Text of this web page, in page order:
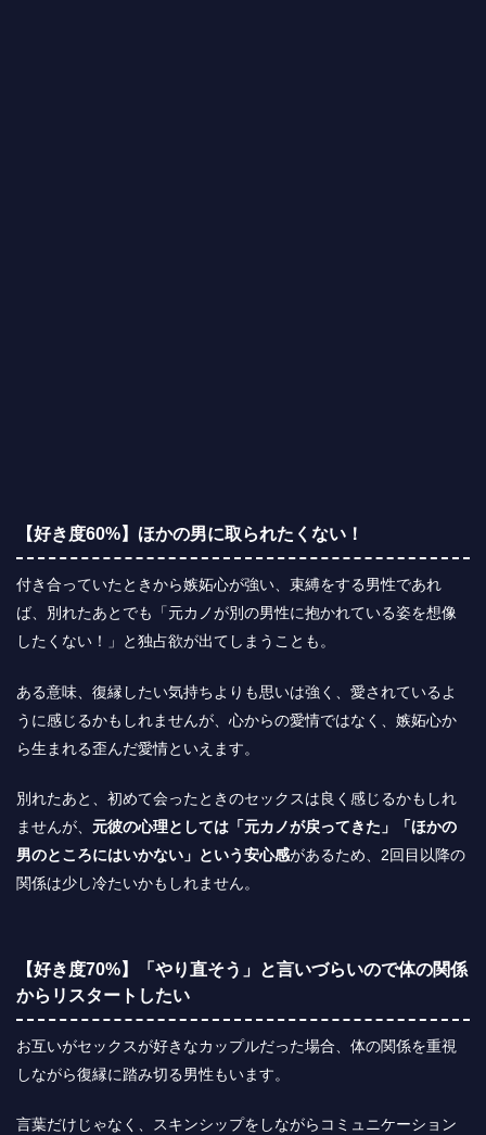
【好き度60%】ほかの男に取られたくない！
付き合っていたときから嫉妬心が強い、束縛をする男性であれ
ば、別れたあとでも「元カノが別の男性に抱かれている姿を想像
したくない！」と独占欲が出てしまうことも。
ある意味、復縁したい気持ちよりも思いは強く、愛されているよ
うに感じるかもしれませんが、 心からの愛情ではなく、嫉妬心か
ら生まれる歪んだ愛情といえます。
別れたあと、初めて会ったときのセックスは良く感じるかもしれ
ませんが、 元彼の心理としては「元カノが戻ってきた」「ほかの
男のところにはいかない」という安心感があるため、2回目以降の
関係は少し冷たいかもしれません。
【好き度70%】「やり直そう」と言いづらいので体の関係
からリスタートしたい
お互いがセックスが好きなカップルだった場合、体の関係を重視
しながら復縁に踏み切る男性もいます。
言葉だけじゃなく、スキンシップをしながらコミュニケーション